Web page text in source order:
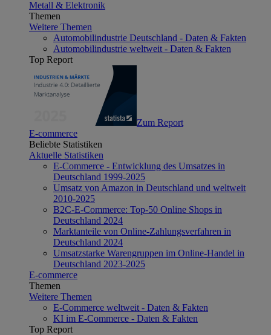
Metall & Elektronik
Themen
Weitere Themen
Automobilindustrie Deutschland - Daten & Fakten
Automobilindustrie weltweit - Daten & Fakten
Top Report
Zum Report
E-commerce
Beliebte Statistiken
Aktuelle Statistiken
E-Commerce - Entwicklung des Umsatzes in
Deutschland 1999-2025
Umsatz von Amazon in Deutschland und weltweit
2010-2025
B2C-E-Commerce: Top-50 Online Shops in
Deutschland 2024
Marktanteile von Online-Zahlungsverfahren in
Deutschland 2024
Umsatzstarke Warengruppen im Online-Handel in
Deutschland 2023-2025
E-commerce
Themen
Weitere Themen
E-Commerce weltweit - Daten & Fakten
KI im E-Commerce - Daten & Fakten
Top Report